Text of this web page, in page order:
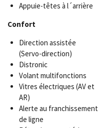
Appuie-têtes à l´arrière
Confort
Direction assistée
(Servo-direction)
Distronic
Volant multifonctions
Vitres électriques (AV et
AR)
Alerte au franchissement
de ligne